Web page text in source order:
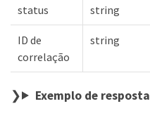
status string
ID de
correlação
string
Exemplo de resposta